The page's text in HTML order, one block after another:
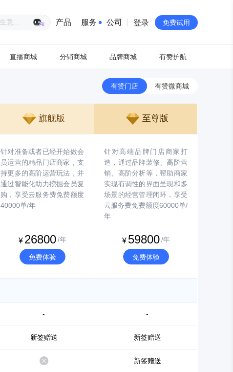
生意专家
产品 服务 公司
有赞简介
投资者关系
品牌物料下载
有赞公益
站点地图
登录 免费试用
直播商城 分销商城 品牌商城 有赞护航
有赞门店 有赞微商城
旗舰版 至尊版
针对准备或者已经开始做会
员运营的精品门店商家，支
持更多的高阶运营玩法，并
通过智能化助力挖掘会员复
购，享受云服务费免费额度
40000单/年
¥ 26800 /年
免费体验
针对高端品牌门店商家打
造，通过品牌装修、高阶营
销、高阶分析等，帮助商家
实现有调性的界面呈现和多
场景的经营管理闭环，享受
云服务费免费额度60000单/
年
¥ 59800 /年
免费体验
- -
新签赠送 新签赠送
不支持 新签赠送